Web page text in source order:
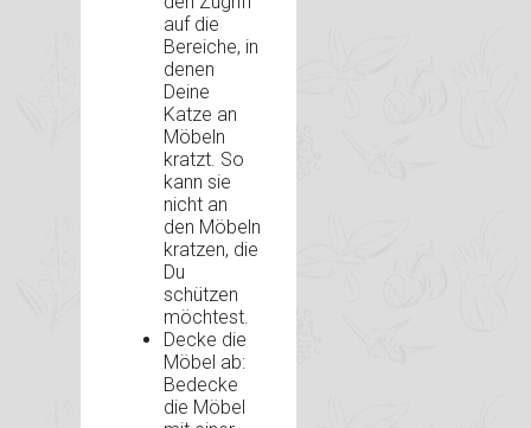
auf die
Bereiche, in
denen
Deine
Katze an
Möbeln
kratzt. So
kann sie
nicht an
den Möbeln
kratzen, die
Du
schützen
möchtest.
Decke die
Möbel ab:
Bedecke
die Möbel